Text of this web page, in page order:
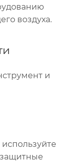
воздуха.
и